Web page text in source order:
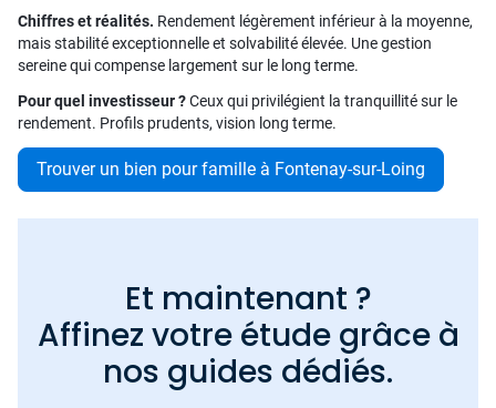
Chiffres et réalités. Rendement légèrement inférieur à la moyenne,
mais stabilité exceptionnelle et solvabilité élevée. Une gestion
sereine qui compense largement sur le long terme.
Pour quel investisseur ?Ceux qui privilégient la tranquillité sur le
rendement. Profils prudents, vision long terme.
Trouver un bien pour famille à Fontenay-sur-Loing
Et maintenant ?
Affinez votre étude grâce à
nos guides dédiés.